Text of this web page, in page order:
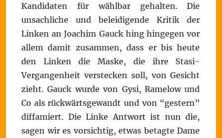
Kandidaten für wählbar gehalten. Die
unsachliche und beleidigende Kritik der
Linken an Joachim Gauck hing hingegen vor
allem damit zusammen, dass er bis heute
den Linken die Maske, die ihre Stasi-
Vergangenheit verstecken soll, von Gesicht
zieht. Gauck wurde von Gysi, Ramelow und
Co als rückwärtsgewandt und von “gestern”
diffamiert. Die Linke Antwort ist nun die,
sagen wir es vorsichtig, etwas betagte Dame